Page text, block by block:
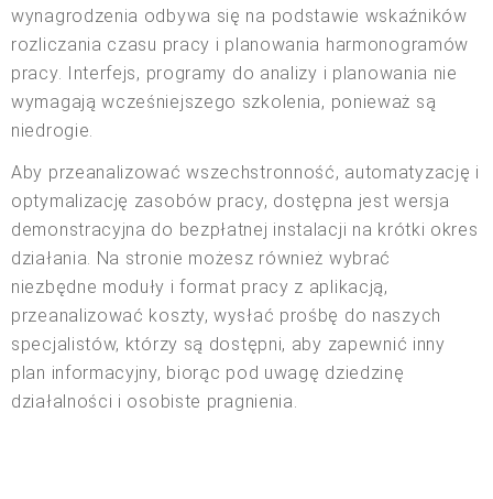
wynagrodzenia odbywa się na podstawie wskaźników
rozliczania czasu pracy i planowania harmonogramów
pracy. Interfejs, programy do analizy i planowania nie
wymagają wcześniejszego szkolenia, ponieważ są
niedrogie.
Aby przeanalizować wszechstronność, automatyzację i
optymalizację zasobów pracy, dostępna jest wersja
demonstracyjna do bezpłatnej instalacji na krótki okres
działania. Na stronie możesz również wybrać
niezbędne moduły i format pracy z aplikacją,
przeanalizować koszty, wysłać prośbę do naszych
specjalistów, którzy są dostępni, aby zapewnić inny
plan informacyjny, biorąc pod uwagę dziedzinę
działalności i osobiste pragnienia.